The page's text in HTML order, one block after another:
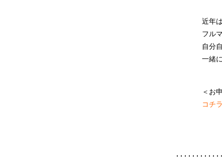
近年
フル
自分
一緒
＜お
コチラ